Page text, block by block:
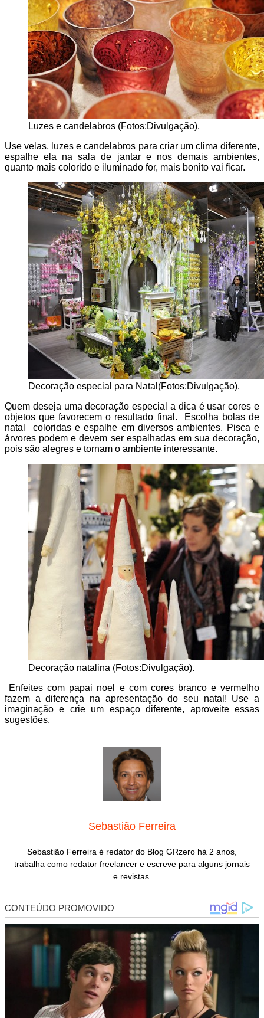
Luzes e candelabros (Fotos:Divulgação).
Use velas, luzes e candelabros para criar um clima diferente,
espalhe ela na sala de jantar e nos demais ambientes,
quanto mais colorido e iluminado for, mais bonito vai ficar.
Decoração especial para Natal(Fotos:Divulgação).
Quem deseja uma decoração especial a dica é usar cores e
objetos que favorecem o resultado final. Escolha bolas de
natal coloridas e espalhe em diversos ambientes. Pisca e
árvores podem e devem ser espalhadas em sua decoração,
pois são alegres e tornam o ambiente interessante.
Decoração natalina (Fotos:Divulgação).
Enfeites com papai noel e com cores branco e vermelho
fazem a diferença na apresentação do seu natal! Use a
imaginação e crie um espaço diferente, aproveite essas
sugestões.
Sebastião Ferreira
Sebastião Ferreira é redator do Blog GRzero há 2 anos,
trabalha como redator freelancer e escreve para alguns jornais
e revistas.